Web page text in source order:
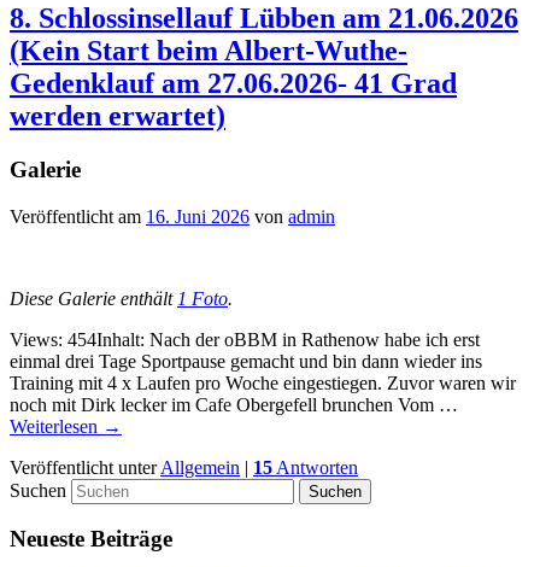
8. Schlossinsellauf Lübben am 21.06.2026
(Kein Start beim Albert-Wuthe-
Gedenklauf am 27.06.2026- 41 Grad
werden erwartet)
Galerie
Veröffentlicht am 16. Juni 2026 von admin
Diese Galerie enthält 1 Foto.
Views: 454Inhalt: Nach der oBBM in Rathenow habe ich erst
einmal drei Tage Sportpause gemacht und bin dann wieder ins
Training mit 4 x Laufen pro Woche eingestiegen. Zuvor waren wir
noch mit Dirk lecker im Cafe Obergefell brunchen Vom …
Weiterlesen →
Veröffentlicht unter Allgemein | 15 Antworten
Suchen
Neueste Beiträge